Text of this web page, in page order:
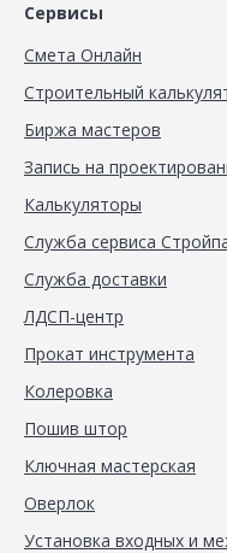
Сервисы
Смета Онлайн
Строительный
Биржа мастеров
Запись на
Калькуляторы
Служба сервиса
Служба доставки
ЛДСП-центр
Прокат инструмента
Колеровка
Пошив штор
Ключная мастерская
Оверлок
Установка входных и